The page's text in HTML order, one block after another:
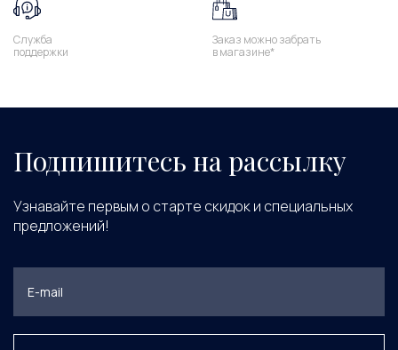
Служба
поддержки
Заказ можно забрать
в магазине*
Подпишитесь на рассылку
Узнавайте первым о старте скидок и специальных
предложений!